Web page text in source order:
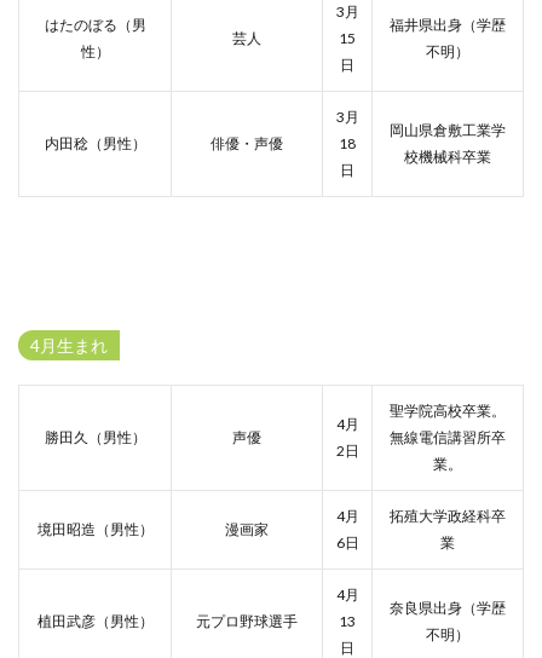
はたのぼる（男
性）
芸人
3月
15
日
福井県出身（学歴
不明）
内田稔（男性） 俳優・声優
3月
18
日
岡山県倉敷工業学
校機械科卒業
4月生まれ
勝田久（男性） 声優
4月
2日
聖学院高校卒業。
無線電信講習所卒
業。
境田昭造（男性） 漫画家
4月
6日
拓殖大学政経科卒
業
植田武彦（男性） 元プロ野球選手
4月
13
日
奈良県出身（学歴
不明）